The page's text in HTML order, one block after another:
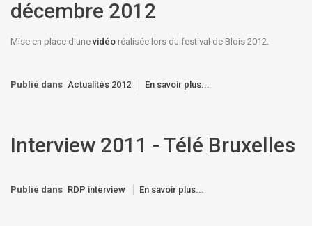
décembre 2012
Mise en place d'unevidéo réalisée lors du festival de Blois 2012.
Publié dans Actualités 2012 En savoir plus...
Interview 2011 - Télé Bruxelles
Publié dans RDP interview En savoir plus...